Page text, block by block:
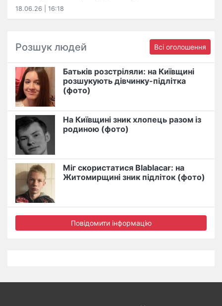
18.06.26 | 16:18
Розшук людей Всі оголошення
Батьків розстріляли: на Київщині
розшукують дівчинку-підлітка
(фото)
На Київщині зник хлопець разом із
родиною (фото)
Міг скористатися Blablacar: на
Житомирщині зник підліток (фото)
Повідомити інформацію